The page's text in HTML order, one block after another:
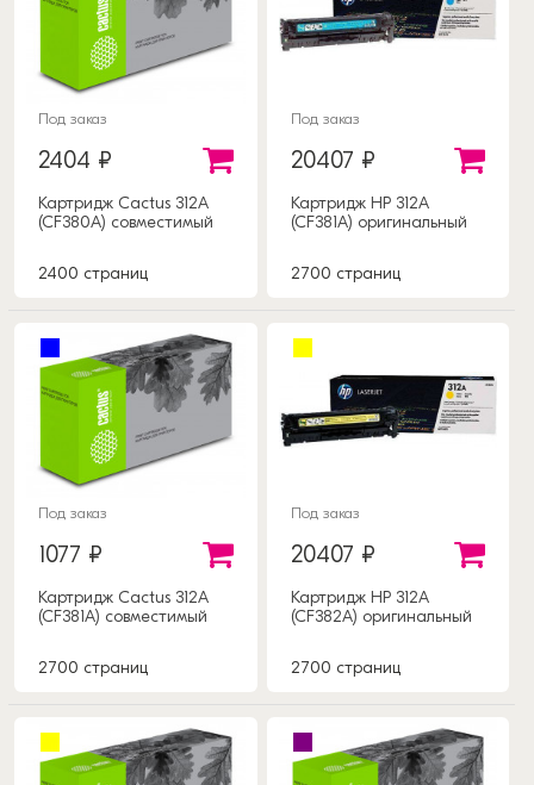
Под заказ
2404 ₽
Картридж Cactus 312A
(CF380A) совместимый
2400 страниц
Под заказ
20407 ₽
Картридж HP 312A
(CF381A) оригинальный
2700 страниц
Под заказ
1077 ₽
Картридж Cactus 312A
(CF381A) совместимый
2700 страниц
Под заказ
20407 ₽
Картридж HP 312A
(CF382A) оригинальный
2700 страниц